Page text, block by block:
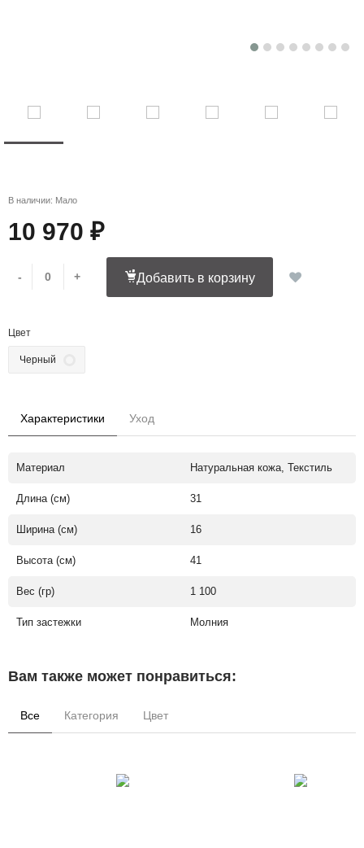
В наличии: Мало
10 970 ₽
- + Добавить в корзину
Цвет
Черный
Характеристики Уход
Материал Натуральная кожа, Текстиль
Длина (см) 31
Ширина (см) 16
Высота (см) 41
Вес (гр) 1 100
Тип застежки Молния
Вам также может понравиться:
Все Категория Цвет